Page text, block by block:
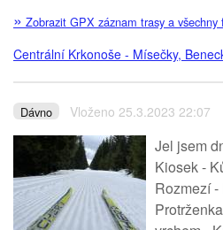
» Zobrazit GPX záznam trasy a všechny
Centrální Krkonoše - Mísečky,
Dávno Vloženo 25.3.2023 22:07
Jel jsem
Kiosek -
Rozmezí